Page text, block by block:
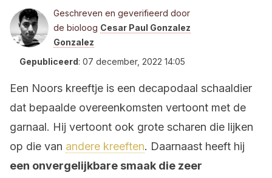
Geschreven en geverifieerd door
de bioloog Cesar Paul Gonzalez
Gonzalez
Gepubliceerd: 07 december, 2022 14:05
Een Noors kreeftje is een decapodaal schaaldier
dat bepaalde overeenkomsten vertoont met de
garnaal. Hij vertoont ook grote scharen die lijken
op die van andere kreeften. Daarnaast heeft hij
een onvergelijkbare smaak die zeer